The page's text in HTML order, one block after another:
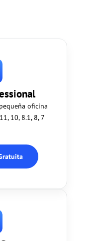
oficina
10, 8.1, 8, 7